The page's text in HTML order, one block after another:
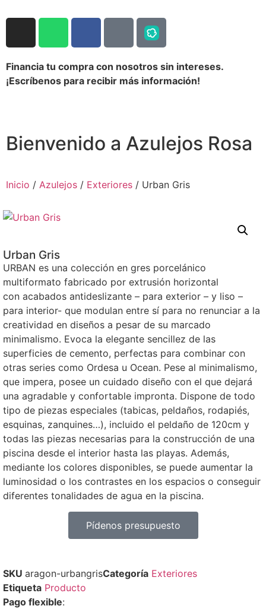
Financia tu compra con nosotros sin intereses.
¡Escríbenos para recibir más información!
Bienvenido a Azulejos Rosa
Inicio / Azulejos / Exteriores / Urban Gris
Urban Gris
URBAN es una colección en gres porcelánico
multiformato fabricado por extrusión horizontal
con acabados antideslizante – para exterior – y liso –
para interior- que modulan entre sí para no renunciar a la
creatividad en diseños a pesar de su marcado
minimalismo. Evoca la elegante sencillez de las
superficies de cemento, perfectas para combinar con
otras series como Ordesa u Ocean. Pese al minimalismo,
que impera, posee un cuidado diseño con el que dejará
una agradable y confortable impronta. Dispone de todo
tipo de piezas especiales (tabicas, peldaños, rodapiés,
esquinas, zanquines…), incluido el peldaño de 120cm y
todas las piezas necesarias para la construcción de una
piscina desde el interior hasta las playas. Además,
mediante los colores disponibles, se puede aumentar la
luminosidad o los contrastes en los espacios o conseguir
diferentes tonalidades de agua en la piscina.
Pídenos presupuesto
SKU aragon-urbangrisCategoría Exteriores
Etiqueta Producto
Pago flexible: